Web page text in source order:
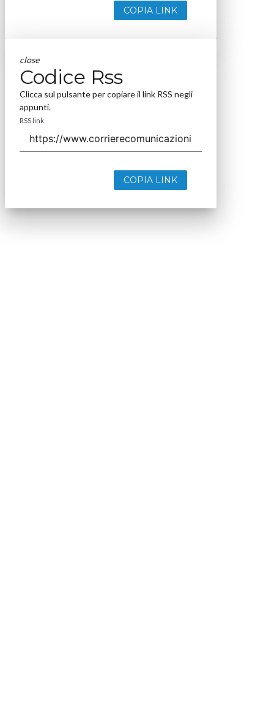
COPIA LINK
close
Codice Rss
Clicca sul pulsante per copiare il link RSS negli
appunti.
RSS link
COPIA LINK